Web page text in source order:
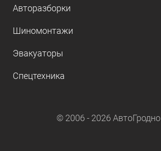
Авторазборки
Шиномонтажи
Эвакуаторы
Спецтехника
© 2006 - 2026 АвтоГродно